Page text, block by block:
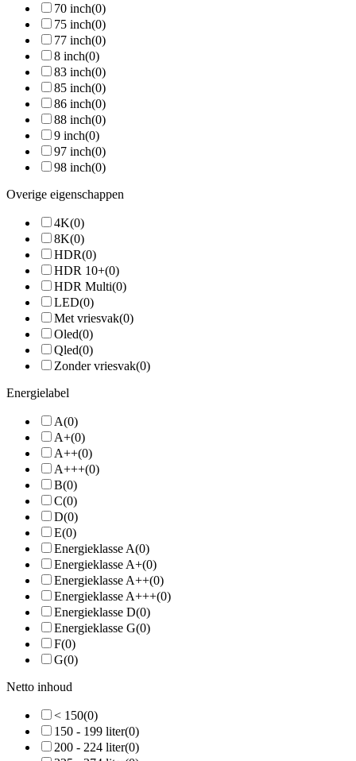
70 inch(0)
75 inch(0)
77 inch(0)
8 inch(0)
83 inch(0)
85 inch(0)
86 inch(0)
88 inch(0)
9 inch(0)
97 inch(0)
98 inch(0)
Overige eigenschappen
4K(0)
8K(0)
HDR(0)
HDR 10+(0)
HDR Multi(0)
LED(0)
Met vriesvak(0)
Oled(0)
Qled(0)
Zonder vriesvak(0)
Energielabel
A(0)
A+(0)
A++(0)
A+++(0)
B(0)
C(0)
D(0)
E(0)
Energieklasse A(0)
Energieklasse A+(0)
Energieklasse A++(0)
Energieklasse A+++(0)
Energieklasse D(0)
Energieklasse G(0)
F(0)
G(0)
Netto inhoud
< 150(0)
150 - 199 liter(0)
200 - 224 liter(0)